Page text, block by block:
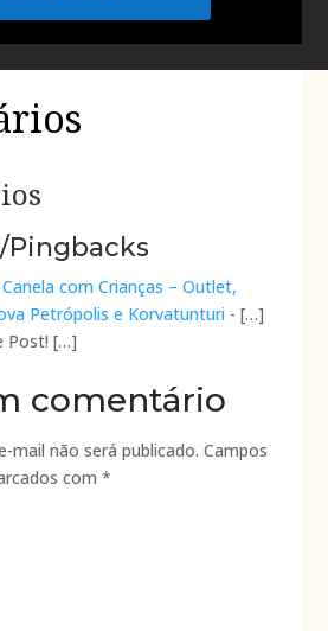
Pingbacks
com Crianças – Outlet,
Petrópolis e Korvatunturi - […]
Post! […]
comentário
mail não será publicado. Campos
com*